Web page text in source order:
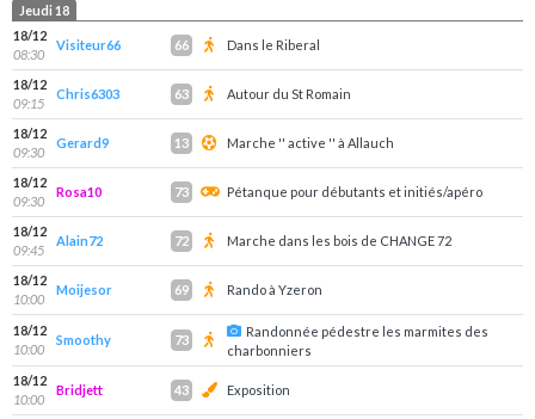
Jeudi 18
18/12
08:30
Visiteur66 66 Dans le Riberal
18/12
09:15
Chris6303 63 Autour du St Romain
18/12
09:30
Gerard9 13 Marche '' active '' à Allauch
18/12
09:30
Rosa10 73 Pétanque pour débutants et initiés/apéro
18/12
09:45
Alain72 72 Marche dans les bois de CHANGE 72
18/12
10:00
Moijesor 69 Rando à Yzeron
18/12
10:00
Smoothy 73
Randonnée pédestre les marmites des
charbonniers
18/12
10:00
Bridjett 43 Exposition